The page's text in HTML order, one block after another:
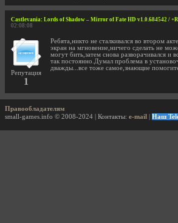
Castlevania: Lords of Shadow – Mirror of Fate HD v1.0.684542 /
02:08:08
Репутация
1
Ребята,никто не сталкивался во втором
экран на мгновение,ничего сделать не
могут бить,затем снова разворачивался и
так постоянно.Думал проблема в
дважды...все тоже самое,знающие
Правообладателям
small-games.info © 2008-2024 | Контакты: e-mail Наш